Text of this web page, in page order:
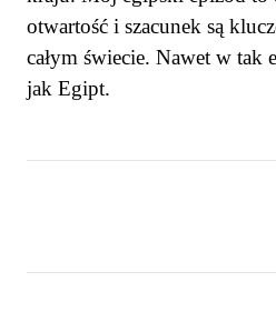
otwartość i szacunek są
całym świecie. Nawet w tak
jak Egipt.